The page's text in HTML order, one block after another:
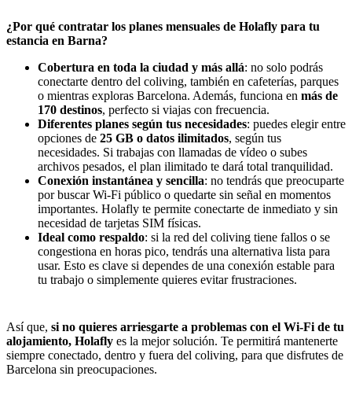
¿Por qué contratar los planes mensuales de Holafly para tu
estancia en Barna?
Cobertura en toda la ciudad y más allá: no solo podrás
conectarte dentro del coliving, también en cafeterías, parques
o mientras exploras Barcelona. Además, funciona en más de
170 destinos, perfecto si viajas con frecuencia.
Diferentes planes según tus necesidades: puedes elegir entre
opciones de 25 GB o datos ilimitados, según tus
necesidades. Si trabajas con llamadas de vídeo o subes
archivos pesados, el plan ilimitado te dará total tranquilidad.
Conexión instantánea y sencilla: no tendrás que preocuparte
por buscar Wi-Fi público o quedarte sin señal en momentos
importantes. Holafly te permite conectarte de inmediato y sin
necesidad de tarjetas SIM físicas.
Ideal como respaldo: si la red del coliving tiene fallos o se
congestiona en horas pico, tendrás una alternativa lista para
usar. Esto es clave si dependes de una conexión estable para
tu trabajo o simplemente quieres evitar frustraciones.
Así que, si no quieres arriesgarte a problemas con el Wi-Fi de tu
alojamiento, Holafly es la mejor solución. Te permitirá mantenerte
siempre conectado, dentro y fuera del coliving, para que disfrutes de
Barcelona sin preocupaciones.